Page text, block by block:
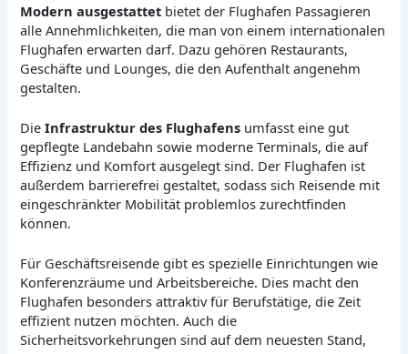
Modern ausgestattet bietet der Flughafen Passagieren
alle Annehmlichkeiten, die man von einem internationalen
Flughafen erwarten darf. Dazu gehören Restaurants,
Geschäfte und Lounges, die den Aufenthalt angenehm
gestalten.
DieInfrastruktur des Flughafens umfasst eine gut
gepflegte Landebahn sowie moderne Terminals, die auf
Effizienz und Komfort ausgelegt sind. Der Flughafen ist
außerdem barrierefrei gestaltet, sodass sich Reisende mit
eingeschränkter Mobilität problemlos zurechtfinden
können.
Für Geschäftsreisende gibt es spezielle Einrichtungen wie
Konferenzräume und Arbeitsbereiche. Dies macht den
Flughafen besonders attraktiv für Berufstätige, die Zeit
effizient nutzen möchten. Auch die
Sicherheitsvorkehrungen sind auf dem neuesten Stand,